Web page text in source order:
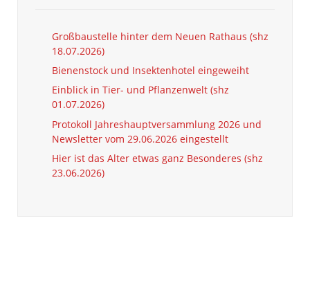
Großbaustelle hinter dem Neuen Rathaus (shz
18.07.2026)
Bienenstock und Insektenhotel eingeweiht
Einblick in Tier- und Pflanzenwelt (shz
01.07.2026)
Protokoll Jahreshauptversammlung 2026 und
Newsletter vom 29.06.2026 eingestellt
Hier ist das Alter etwas ganz Besonderes (shz
23.06.2026)